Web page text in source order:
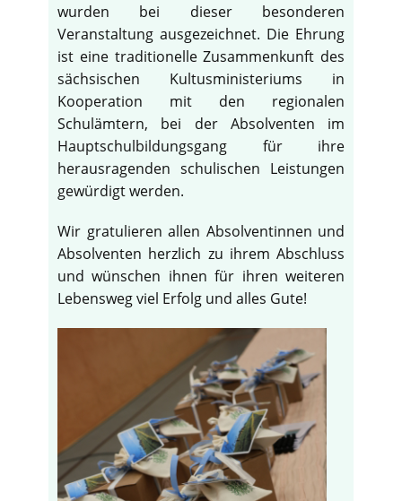
wurden bei dieser besonderen
Veranstaltung ausgezeichnet. Die Ehrung
ist eine traditionelle Zusammenkunft des
sächsischen Kultusministeriums in
Kooperation mit den regionalen
Schulämtern, bei der Absolventen im
Hauptschulbildungsgang für ihre
herausragenden schulischen Leistungen
gewürdigt werden.
Wir gratulieren allen Absolventinnen und
Absolventen herzlich zu ihrem Abschluss
und wünschen ihnen für ihren weiteren
Lebensweg viel Erfolg und alles Gute!